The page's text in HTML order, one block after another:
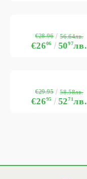
€2606 5097лв.
€28.96 56.64лв.
€2695 5271лв.
€29.95 58.58лв.